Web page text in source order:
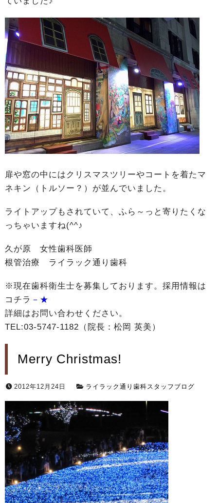
扉や窓の中にはクリスマスツリーやコートを着たマ
ネキン（トルソー？）が並んでいました。
ライトアップもされていて、ふら～っと寄りたくな
っちゃいますね(^^♪
久が原 女性歯科医師
根管治療 ライラック通り歯科
※現在歯科衛生士を募集しております。採用情報は
コチラ －★
詳細はお問い合わせください。
TEL:03-5747-1182（院長：松岡 英美）
Merry Christmas!
2012年12月24日 ライラック通り歯科スタッフブログ